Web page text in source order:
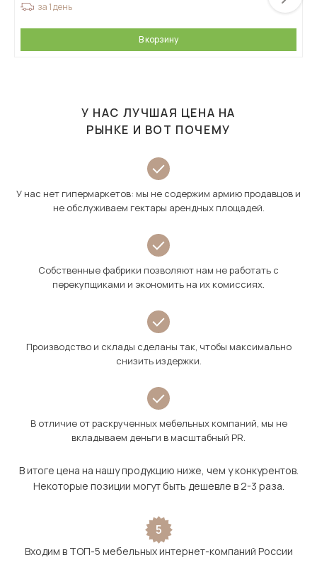
за 1 день
В корзину
У НАС ЛУЧШАЯ ЦЕНА НА
РЫНКЕ И ВОТ ПОЧЕМУ
У нас нет гипермаркетов: мы не содержим армию продавцов и
не обслуживаем гектары арендных площадей.
Собственные фабрики позволяют нам не работать с
перекупщиками и экономить на их комиссиях.
Производство и склады сделаны так, чтобы максимально
снизить издержки.
В отличие от раскрученных мебельных компаний, мы не
вкладываем деньги в масштабный PR.
В итоге цена на нашу продукцию ниже, чем у конкурентов.
Некоторые позиции могут быть дешевле в 2-3 раза.
5
Входим в ТОП-5 мебельных интернет-компаний России